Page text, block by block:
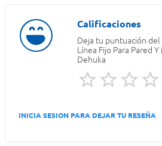
Deja tu puntuación
Línea Fijo Para Pared
Dehuka
INICIA SESION PARA DEJAR TU RESEÑA